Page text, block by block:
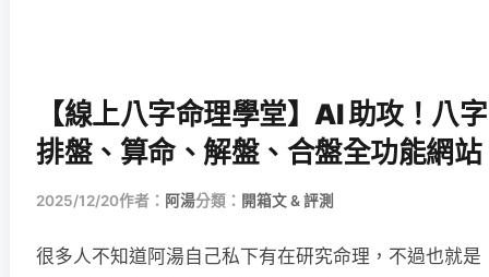
【線上八字命理學堂】AI 助攻！八字
排盤、算命、解盤、合盤全功能網站
2025/12/20作者： 阿湯分類： 開箱文 & 評測
很多人不知道阿湯自己私下有在研究命理，不過也就是